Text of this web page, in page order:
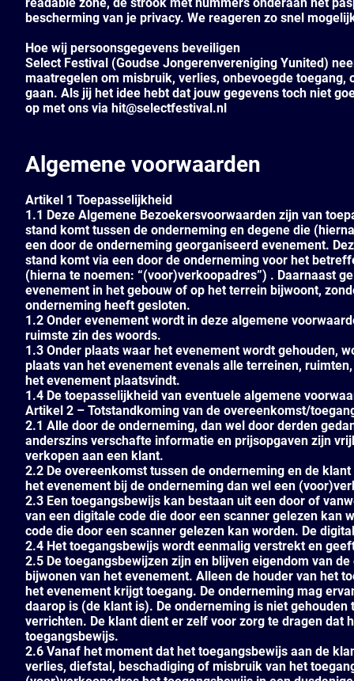
bescherming van je privacy. We reageren zo snel
Hoe wij persoonsgegevens beveiligen
Select Festival (Goudse Jongerenvereniging Yunited)
maatregelen om misbruik, verlies, onbevoegde
gaan. Als jij het idee hebt dat jouw gegevens toch niet
op met ons via hit@selectfestival.nl
Algemene voorwaarden
Artikel 1 Toepasselijkheid
1.1 Deze Algemene Bezoekersvoorwaarden zijn van
stand komt tussen de onderneming en degene die
een door de onderneming georganiseerd evenement.
stand komt via een door de onderneming voor het
(hierna te noemen: “(voor)verkoopadres”) . Daarnaast
evenement in het gebouw of op het terrein bijwoont,
onderneming heeft gesloten.
1.2 Onder evenement wordt in deze algemene
ruimste zin des woords.
1.3 Onder plaats waar het evenement wordt gehouden,
plaats van het evenement evenals alle terreinen,
het evenement plaatsvindt.
1.4 De toepasselijkheid van eventuele algemene
Artikel 2 – Totstandkoming van de overeenkomst/
2.1 Alle door de onderneming, dan wel door derden
anderszins verschafte informatie en prijsopgaven zijn
verkopen aan een klant.
2.2 De overeenkomst tussen de onderneming en de
het evenement bij de onderneming dan wel een
2.3 Een toegangsbewijs kan bestaan uit een door of
van een digitale code die door een scanner gelezen
code die door een scanner gelezen kan worden. De
2.4 Het toegangsbewijs wordt eenmalig verstrekt en
2.5 De toegangsbewijzen zijn en blijven eigendom van
bijwonen van het evenement. Alleen de houder van het
het evenement krijgt toegang. De onderneming mag
daarop is (de klant is). De onderneming is niet
verrichten. De klant dient er zelf voor zorg te dragen
toegangsbewijs.
2.6 Vanaf het moment dat het toegangsbewijs aan de
verlies, diefstal, beschadiging of misbruik van het